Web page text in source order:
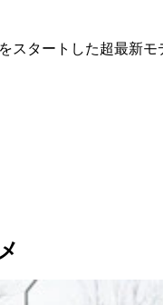
タートした超最新